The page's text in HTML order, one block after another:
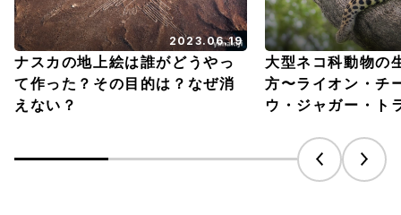
2023.06.19
ナスカの地上絵は誰がどうやっ
て作った？その目的は？なぜ消
えない？
大型ネコ科動物の
方〜ライオン・チ
ウ・ジャガー・ト